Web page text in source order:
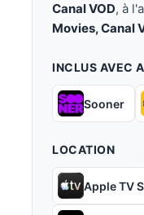
Canal VOD, à
Movies, Canal
INCLUS AVEC
Sooner
LOCATION
Apple TV